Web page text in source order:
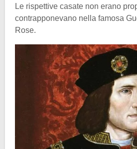
Le rispettive casate non erano
contrapponevano nella famosa
Rose.